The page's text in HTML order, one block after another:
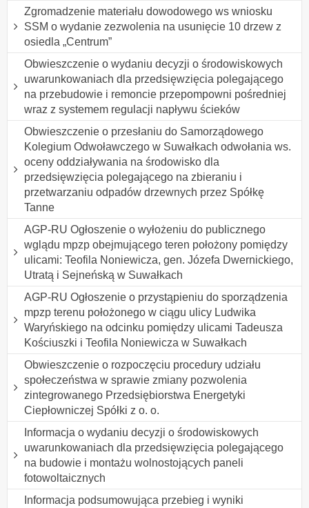
Zgromadzenie materiału dowodowego ws wniosku
SSM o wydanie zezwolenia na usunięcie 10 drzew z
osiedla „Centrum”
Obwieszczenie o wydaniu decyzji o środowiskowych
uwarunkowaniach dla przedsięwzięcia polegającego
na przebudowie i remoncie przepompowni pośredniej
wraz z systemem regulacji napływu ścieków
Obwieszczenie o przesłaniu do Samorządowego
Kolegium Odwoławczego w Suwałkach odwołania ws.
oceny oddziaływania na środowisko dla
przedsięwzięcia polegającego na zbieraniu i
przetwarzaniu odpadów drzewnych przez Spółkę
Tanne
AGP-RU Ogłoszenie o wyłożeniu do publicznego
wglądu mpzp obejmującego teren położony pomiędzy
ulicami: Teofila Noniewicza, gen. Józefa Dwernickiego,
Utratą i Sejneńską w Suwałkach
AGP-RU Ogłoszenie o przystąpieniu do sporządzenia
mpzp terenu położonego w ciągu ulicy Ludwika
Waryńskiego na odcinku pomiędzy ulicami Tadeusza
Kościuszki i Teofila Noniewicza w Suwałkach
Obwieszczenie o rozpoczęciu procedury udziału
społeczeństwa w sprawie zmiany pozwolenia
zintegrowanego Przedsiębiorstwa Energetyki
Ciepłowniczej Spółki z o. o.
Informacja o wydaniu decyzji o środowiskowych
uwarunkowaniach dla przedsięwzięcia polegającego
na budowie i montażu wolnostojących paneli
fotowoltaicznych
Informacja podsumowująca przebieg i wyniki